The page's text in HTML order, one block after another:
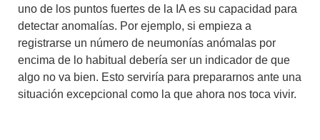
uno de los puntos fuertes de la IA es su capacidad para
detectar anomalías. Por ejemplo, si empieza a
registrarse un número de neumonías anómalas por
encima de lo habitual debería ser un indicador de que
algo no va bien. Esto serviría para prepararnos ante una
situación excepcional como la que ahora nos toca vivir.